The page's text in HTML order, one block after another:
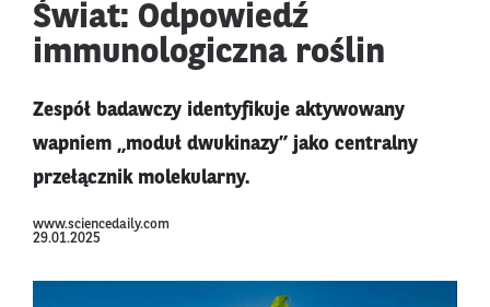
Świat: Odpowiedź
immunologiczna roślin
Zespół badawczy identyfikuje aktywowany
wapniem „moduł dwukinazy” jako centralny
przełącznik molekularny.
www.sciencedaily.com
29.01.2025